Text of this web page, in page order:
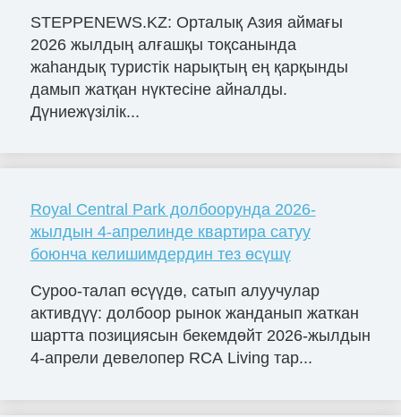
STEPPENEWS.KZ: Орталық Азия аймағы
2026 жылдың алғашқы тоқсанында
жаһандық туристік нарықтың ең қарқынды
дамып жатқан нүктесіне айналды.
Дүниежүзілік...
Royal Central Park долбоорунда 2026-
жылдын 4-апрелинде квартира сатуу
боюнча келишимдердин тез өсүшү
Суроо-талап өсүүдө, сатып алуучулар
активдүү: долбоор рынок жанданып жаткан
шартта позициясын бекемдөйт 2026-жылдын
4-апрели девелопер RCA Living тар...